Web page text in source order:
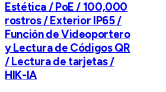
Estética / PoE / 100,000
rostros / Exterior IP65 /
Función de Videoportero
y Lectura de Códigos QR
/ Lectura de tarjetas /
HIK-IA